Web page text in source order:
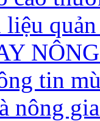
liệu
tin
nông